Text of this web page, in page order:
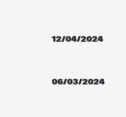
12/04/2024
06/03/2024